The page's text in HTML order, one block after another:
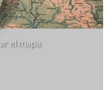
el mapa